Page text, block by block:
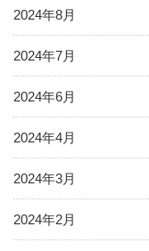
2024年8月
2024年7月
2024年6月
2024年4月
2024年3月
2024年2月